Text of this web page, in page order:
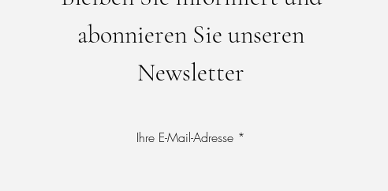
abonnieren Sie unseren
Newsletter
Ihre E-Mail-Adresse